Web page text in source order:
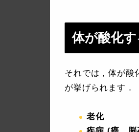
体が酸化
それでは，体が酸
が挙げられます．
老化